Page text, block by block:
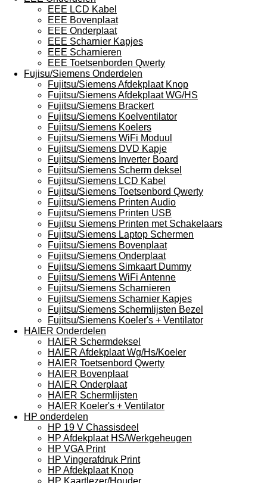
EEE LCD Kabel
EEE Bovenplaat
EEE Onderplaat
EEE Scharnier Kapjes
EEE Scharnieren
EEE Toetsenborden Qwerty
Fujisu/Siemens Onderdelen
Fujitsu/Siemens Afdekplaat Knop
Fujitsu/Siemens Afdekplaat WG/HS
Fujitsu/Siemens Brackert
Fujitsu/Siemens Koelventilator
Fujitsu/Siemens Koelers
Fujitsu/Siemens WiFi Moduul
Fujitsu/Siemens DVD Kapje
Fujitsu/Siemens Inverter Board
Fujitsu/Siemens Scherm deksel
Fujitsu/Siemens LCD Kabel
Fujitsu/Siemens Toetsenbord Qwerty
Fujitsu/Siemens Printen Audio
Fujitsu/Siemens Printen USB
Fujitsu Siemens Printen met Schakelaars
Fujitsu/Siemens Laptop Schermen
Fujitsu/Siemens Bovenplaat
Fujitsu/Siemens Onderplaat
Fujitsu/Siemens Simkaart Dummy
Fujitsu/Siemens WiFi Antenne
Fujitsu/Siemens Scharnieren
Fujitsu/Siemens Scharnier Kapjes
Fujitsu/Siemens Schermlijsten Bezel
Fujitsu/Siemens Koeler's + Ventilator
HAIER Onderdelen
HAIER Schermdeksel
HAIER Afdekplaat Wg/Hs/Koeler
HAIER Toetsenbord Qwerty
HAIER Bovenplaat
HAIER Onderplaat
HAIER Schermlijsten
HAIER Koeler's + Ventilator
HP onderdelen
HP 19 V Chassisdeel
HP Afdekplaat HS/Werkgeheugen
HP VGA Print
HP Vingerafdruk Print
HP Afdekplaat Knop
HP Kaartlezer/Houder